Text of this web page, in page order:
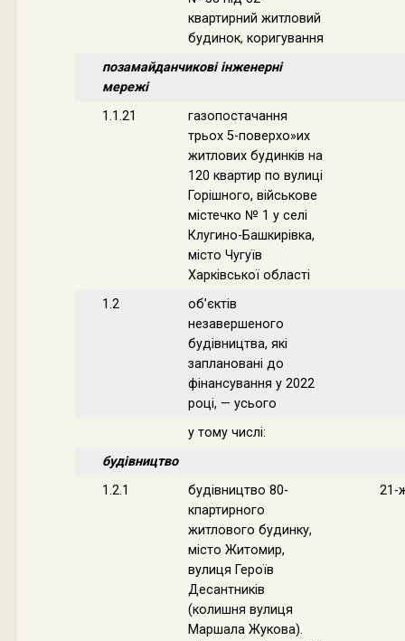
квартирний житловий
будинок, коригування
позамайданчикові інженерні
мережі
1.1.21
газопостачання
трьох 5-поверхо»их
житлових будинків на
120 квартир по вулиці
Горішного, військове
містечко № 1 у селі
Клугино-Башкирівка,
місто Чугуїв
Харківської області
1.2
об’єктів
незавершеного
будівництва, які
заплановані до
фінансування у 2022
році, — усього
у тому числі:
будівництво
1.2.1
будівництво 80-
кпартирного
житлового будинку,
місто Житомир,
вулиця Героїв
Десантників
(колишня вулиця
Маршала Жукова).
21-